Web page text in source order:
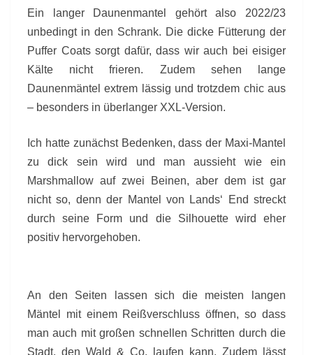
Ein langer Daunenmantel gehört also 2022/23
unbedingt in den Schrank. Die dicke Fütterung der
Puffer Coats sorgt dafür, dass wir auch bei eisiger
Kälte nicht frieren. Zudem sehen lange
Daunenmäntel extrem lässig und trotzdem chic aus
– besonders in überlanger XXL-Version.
Ich hatte zunächst Bedenken, dass der Maxi-Mantel
zu dick sein wird und man aussieht wie ein
Marshmallow auf zwei Beinen, aber dem ist gar
nicht so, denn der Mantel von Lands‘ End streckt
durch seine Form und die Silhouette wird eher
positiv hervorgehoben.
An den Seiten lassen sich die meisten langen
Mäntel mit einem Reißverschluss öffnen, so dass
man auch mit großen schnellen Schritten durch die
Stadt, den Wald & Co. laufen kann. Zudem lässt